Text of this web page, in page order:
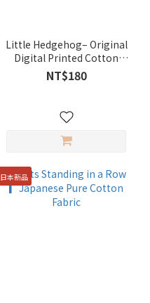
Little Hedgehog– Original
Digital Printed Cotton
Fabric
NT$180
日本新品